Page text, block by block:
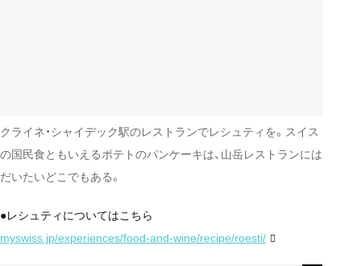
クライネ・シャイデック駅のレストランでレシュティを。スイス
の国民食ともいえるポテトのパンケーキは、山岳レストランには
だいたいどこでもある。
●レシュティについてはこちら
myswiss.jp/experiences/food-and-wine/recipe/roesti/